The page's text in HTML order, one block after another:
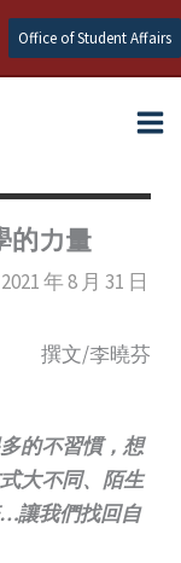
Office of Student Affairs
的力量
2021 年 8 月 31 日
撰文/李曉芬
的不習慣，想
大不同、陌生
讓我們找回自